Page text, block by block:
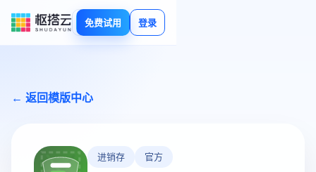
免费试用 登录
← 返回模版中心
进销存 官方